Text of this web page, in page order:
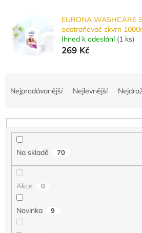
EURONA WASHCARE
odstraňovač skvrn
Ihned k odeslání (1 ks)
269 Kč
n
Nejprodávanější Nejlevnější
Na skladě 70
Akce 0
Novinka 9